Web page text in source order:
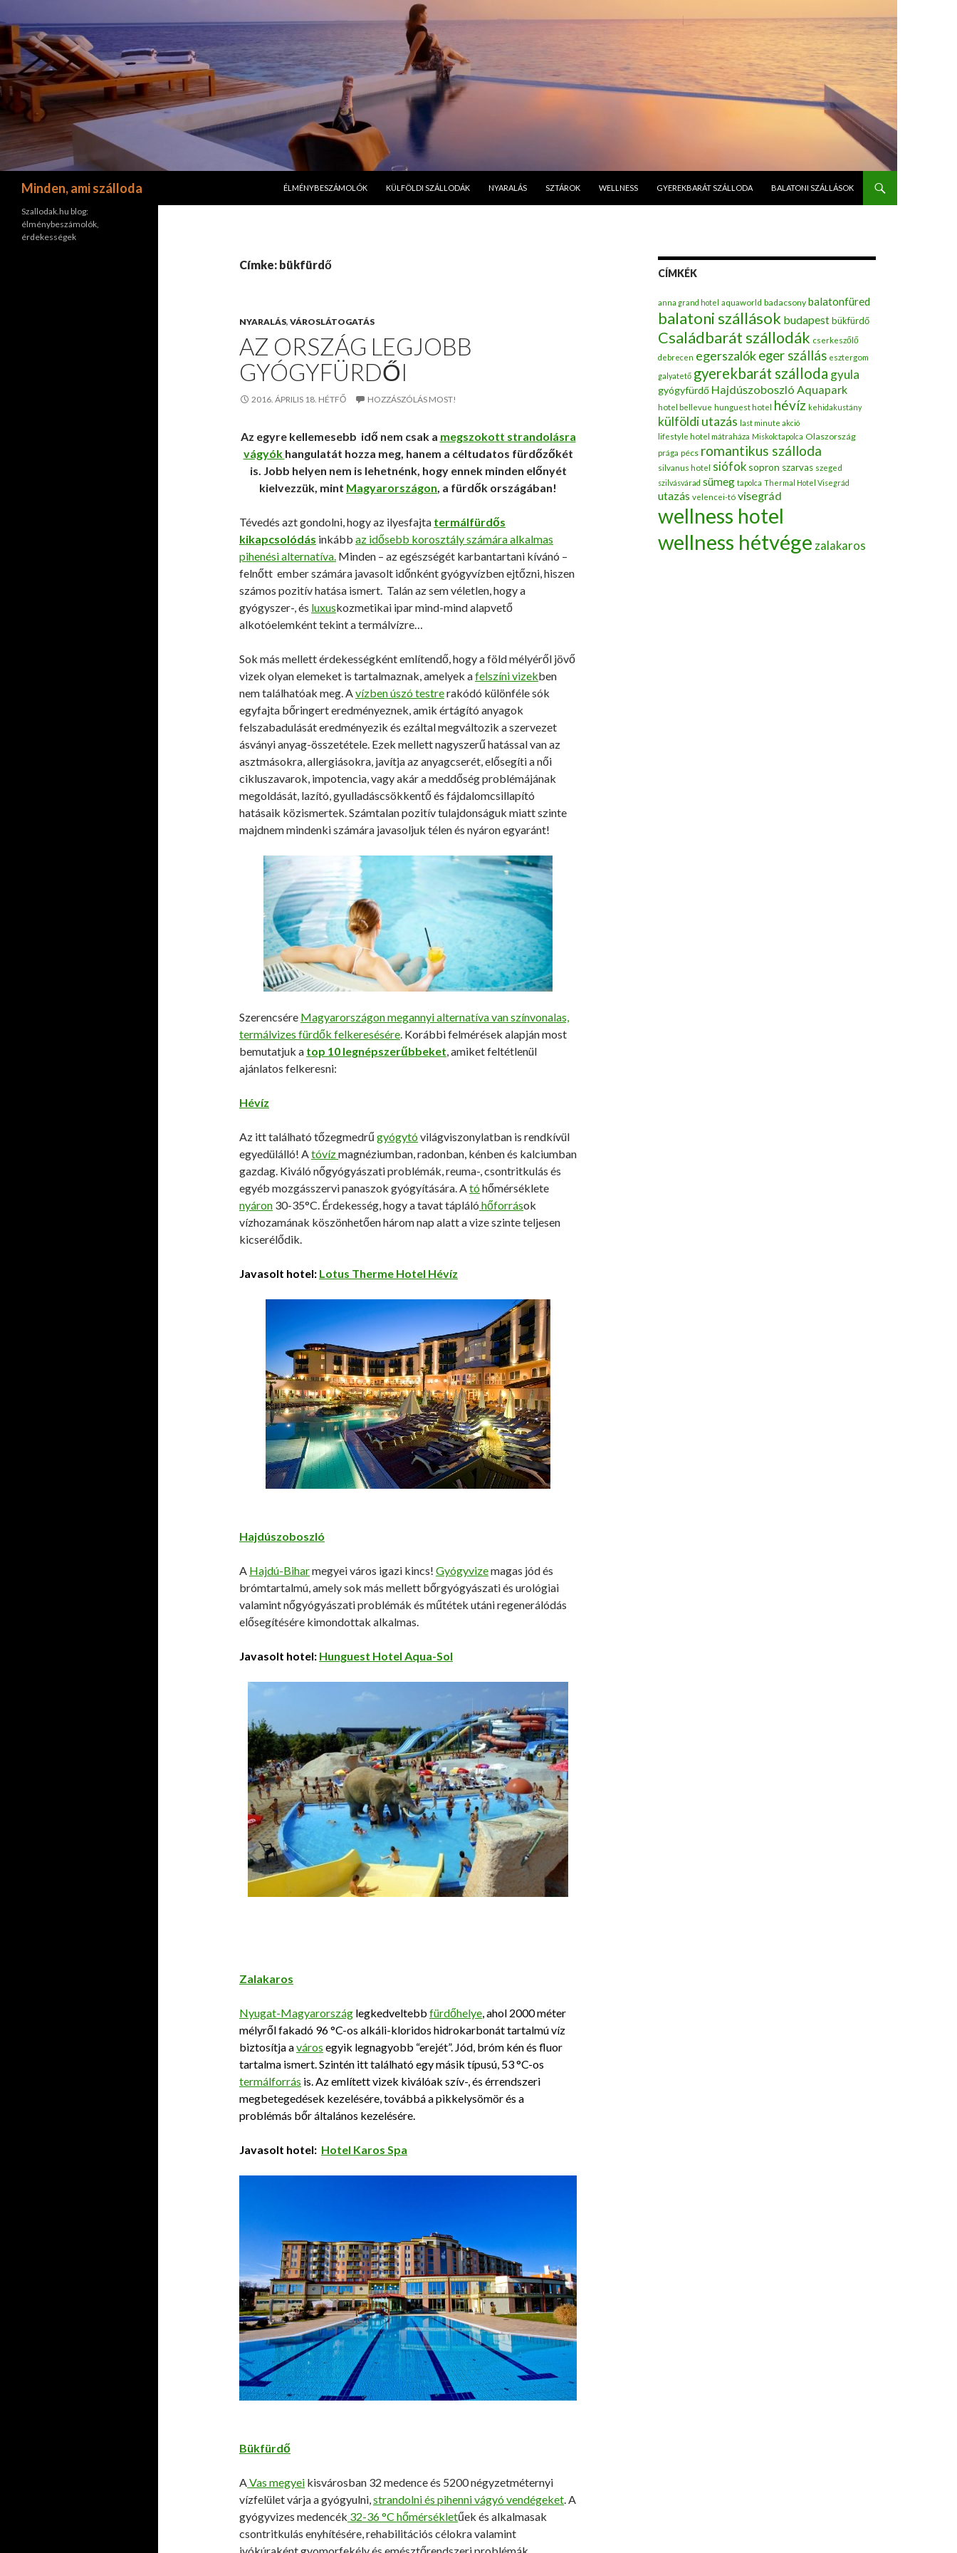
Minden, ami szálloda
ÉLMÉNYBESZÁMOLÓK
KÜLFÖLDI SZÁLLODÁK NYARALÁS SZTÁROK WELLNESS GYEREKBARÁT SZÁLLODA BALATONI SZÁLLÁSOK
Címke: bükfürdő
NYARALÁS, VÁROSLÁTOGATÁS
AZ ORSZÁG LEGJOBB
GYÓGYFÜRDŐI
2016. ÁPRILIS 18. HÉTFŐ HOZZÁSZÓLÁS MOST!
Az egyre kellemesebb idő nem csak a megszokott strandolásra
vágyók hangulatát hozza meg, hanem a céltudatos fürdőzőkét
is. Jobb helyen nem is lehetnénk, hogy ennek minden előnyét
kielvezzük, mint Magyarországon, a fürdők országában!
Tévedés azt gondolni, hogy az ilyesfajta termálfürdős
kikapcsolódás inkább az idősebb korosztály számára alkalmas
pihenési alternatíva. Minden – az egészségét karbantartani kívánó –
felnőtt ember számára javasolt időnként gyógyvízben ejtőzni, hiszen
számos pozitív hatása ismert. Talán az sem véletlen, hogy a
gyógyszer-, és luxuskozmetikai ipar mind-mind alapvető
alkotóelemként tekint a termálvízre…
Sok más mellett érdekességként említendő, hogy a föld mélyéről jövő
vizek olyan elemeket is tartalmaznak, amelyek afelszíni vizekben
nem találhatóak meg. Avízben úszó testrerakódó különféle sók
egyfajta bőringert eredményeznek, amik értágító anyagok
felszabadulását eredményezik és ezáltal megváltozik a szervezet
ásványi anyag-összetétele. Ezek mellett nagyszerű hatással van az
asztmásokra, allergiásokra, javítja az anyagcserét, elősegíti a női
cikluszavarok, impotencia, vagy akár a meddőség problémájának
megoldását, lazító, gyulladáscsökkentő és fájdalomcsillapító
hatásaik közismertek. Számtalan pozitív tulajdonságuk miatt szinte
majdnem mindenki számára javasoljuk télen és nyáron egyaránt!
Szerencsére Magyarországon megannyi alternatíva van színvonalas,
termálvizes fürdők felkeresésére. Korábbi felmérések alapján most
bemutatjuk a top 10 legnépszerűbbeket, amiket feltétlenül
ajánlatos felkeresni:
Hévíz
Az itt található tőzegmedrű gyógytóvilágviszonylatban is rendkívül
egyedülálló! Atóvízmagnéziumban, radonban, kénben és kalciumban
gazdag. Kiváló nőgyógyászati problémák, reuma-, csontritkulás és
egyéb mozgásszervi panaszok gyógyítására. Atóhőmérséklete
nyáron 30-35°C. Érdekesség, hogy a tavat tápláló hőforrások
vízhozamának köszönhetően három nap alatt a vize szinte teljesen
kicserélődik.
Javasolt hotel: Lotus Therme Hotel Hévíz
Hajdúszoboszló
A Hajdú-Biharmegyei város igazi kincs! Gyógyvizemagas jód és
brómtartalmú, amely sok más mellett bőrgyógyászati és urológiai
valamint nőgyógyászati problémák és műtétek utáni regenerálódás
elősegítésére kimondottak alkalmas.
Javasolt hotel: Hunguest Hotel Aqua-Sol
Zalakaros
Nyugat-Magyarország legkedveltebb fürdőhelye , ahol 2000 méter
mélyről fakadó 96 °C-os alkáli-kloridos hidrokarbonát tartalmú víz
biztosítja aváros egyik legnagyobb “erejét”. Jód, bróm kén és fluor
tartalma ismert. Szintén itt található egy másik típusú, 53 °C-os
termálforrás is. Az említett vizek kiválóak szív-, és érrendszeri
megbetegedések kezelésére, továbbá a pikkelysömör és a
problémás bőr általános kezelésére.
Javasolt hotel: Hotel Karos Spa
Bükfürdő
A Vas megyei kisvárosban 32 medence és 5200 négyzetméternyi
vízfelület várja a gyógyulni, strandolni és pihenni vágyó vendégeket . A
gyógyvizes medencék 32-36 °C hőmérsékletűek és alkalmasak
csontritkulás enyhítésére, rehabilitációs célokra valamint
ivókúraként gyomorfekély és emésztőrendszeri problémák
CÍMKÉK
anna grand hotel aquaworld badacsony balatonfüred
balatoni szállások budapestbükfürdő
Családbarát szállodák cserkeszőlő
debrecen egerszalókeger szállás esztergom
galyatető gyerekbarát szálloda gyula
gyógyfürdő Hajdúszoboszló Aquapark
hotel bellevue hunguest hotel hévíz kehidakustány
külföldi utazás last minute akció
lifestyle hotel mátraháza Miskolctapolca Olaszország
prága pécs romantikus szálloda
silvanus hotel siófok sopron szarvas szeged
szilvásvárad sümeg tapolca Thermal Hotel Visegrád
utazás velencei-tó visegrád
wellness hotel
wellness hétvége zalakaros
Szallodak.hu blog:
élménybeszámolók,
érdekességek